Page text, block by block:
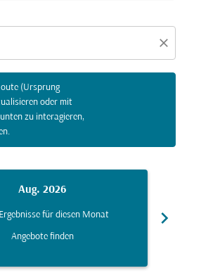
close
(Ursprung
oder mit
zu interagieren,
Aug. 2026
für diesen Monat
Angebote finden
chevron_right